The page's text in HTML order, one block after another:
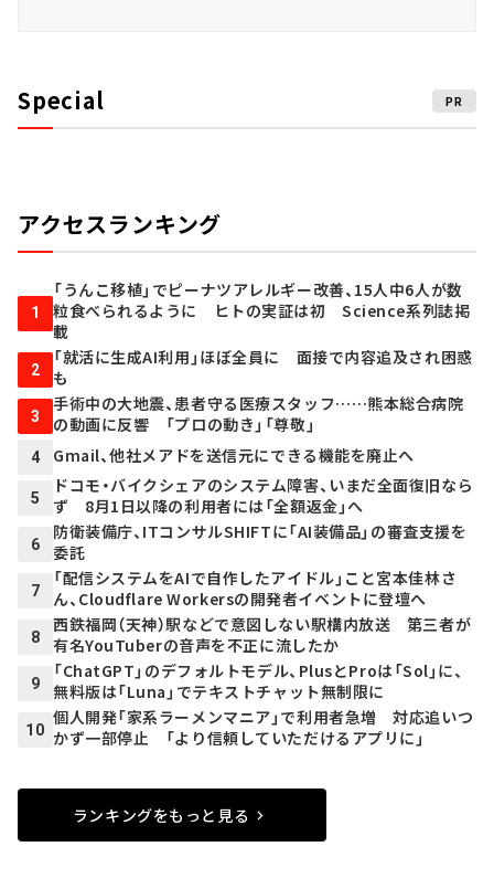
Special PR
アクセスランキング
1
「うんこ移植」でピーナツアレルギー改善、15人中6人が数
粒食べられるように ヒトの実証は初 Science系列誌掲
載
2
「就活に生成AI利用」ほぼ全員に 面接で内容追及され困惑
も
3
手術中の大地震、患者守る医療スタッフ……熊本総合病院
の動画に反響 「プロの動き」「尊敬」
4 Gmail、他社メアドを送信元にできる機能を廃止へ
5
ドコモ・バイクシェアのシステム障害、いまだ全面復旧なら
ず 8月1日以降の利用者には「全額返金」へ
6
防衛装備庁、ITコンサルSHIFTに「AI装備品」の審査支援を
委託
7
「配信システムをAIで自作したアイドル」こと宮本佳林さ
ん、Cloudflare Workersの開発者イベントに登壇へ
8
西鉄福岡（天神）駅などで意図しない駅構内放送 第三者が
有名YouTuberの音声を不正に流したか
9
「ChatGPT」のデフォルトモデル、PlusとProは「Sol」に、
無料版は「Luna」でテキストチャット無制限に
10
個人開発「家系ラーメンマニア」で利用者急増 対応追いつ
かず一部停止 「より信頼していただけるアプリに」
ランキングをもっと見る